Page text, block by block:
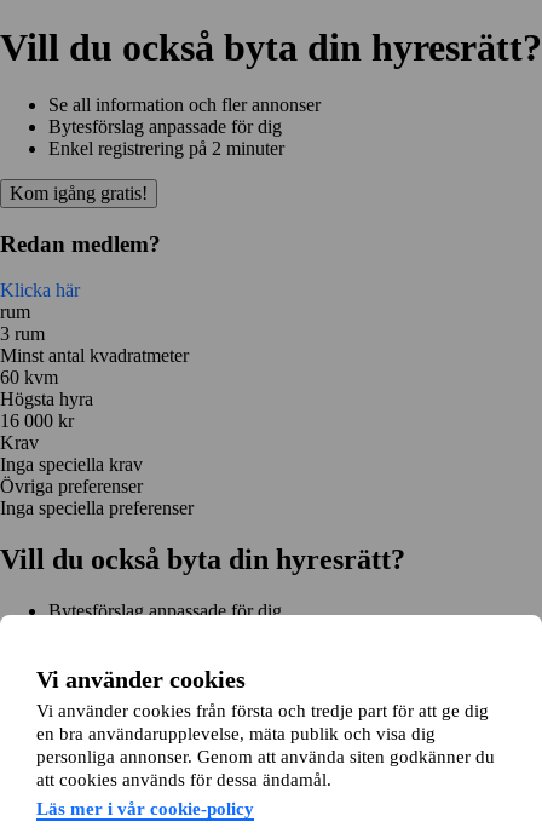
Vi använder cookies
Vi använder cookies från första och tredje part för att ge dig
en bra användarupplevelse, mäta publik och visa dig
personliga annonser. Genom att använda siten godkänner du
att cookies används för dessa ändamål.
Läs mer i vår cookie-policy
Vill du också byta din hyresrätt?
Se all information och fler annonser
Bytesförslag anpassade för dig
Enkel registrering på 2 minuter
Kom igång gratis!
Redan medlem?
Klicka här
rum
3 rum
Minst antal kvadratmeter
60 kvm
Högsta hyra
16 000 kr
Krav
Inga speciella krav
Övriga preferenser
Inga speciella preferenser
Vill du också byta din hyresrätt?
Bytesförslag anpassade för dig
Kom igång
Kom igång gratisSök annonser Logga in
Läs mer
Nyheter och tipsBytesansökan
Om lägenhetsbyte.se